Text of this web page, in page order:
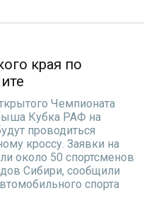
края по
Чемпионата
Кубка РАФ на
проводиться
кроссу. Заявки на
около 50 спортсменов
Сибири, сообщили
спорта